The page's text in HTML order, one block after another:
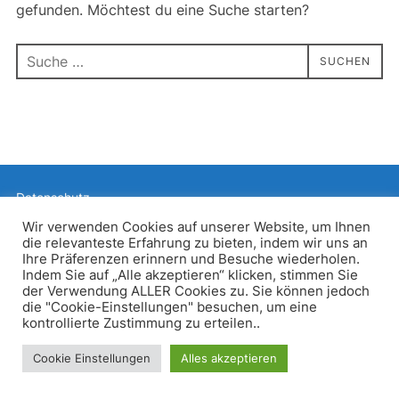
gefunden. Möchtest du eine Suche starten?
Suchen
nach:
SUCHEN
Datenschutz
Inspiro WordPress Theme von WPZOOM
Wir verwenden Cookies auf unserer Website, um Ihnen
die relevanteste Erfahrung zu bieten, indem wir uns an
Ihre Präferenzen erinnern und Besuche wiederholen.
Indem Sie auf „Alle akzeptieren“ klicken, stimmen Sie
der Verwendung ALLER Cookies zu. Sie können jedoch
die "Cookie-Einstellungen" besuchen, um eine
kontrollierte Zustimmung zu erteilen..
Cookie Einstellungen Alles akzeptieren